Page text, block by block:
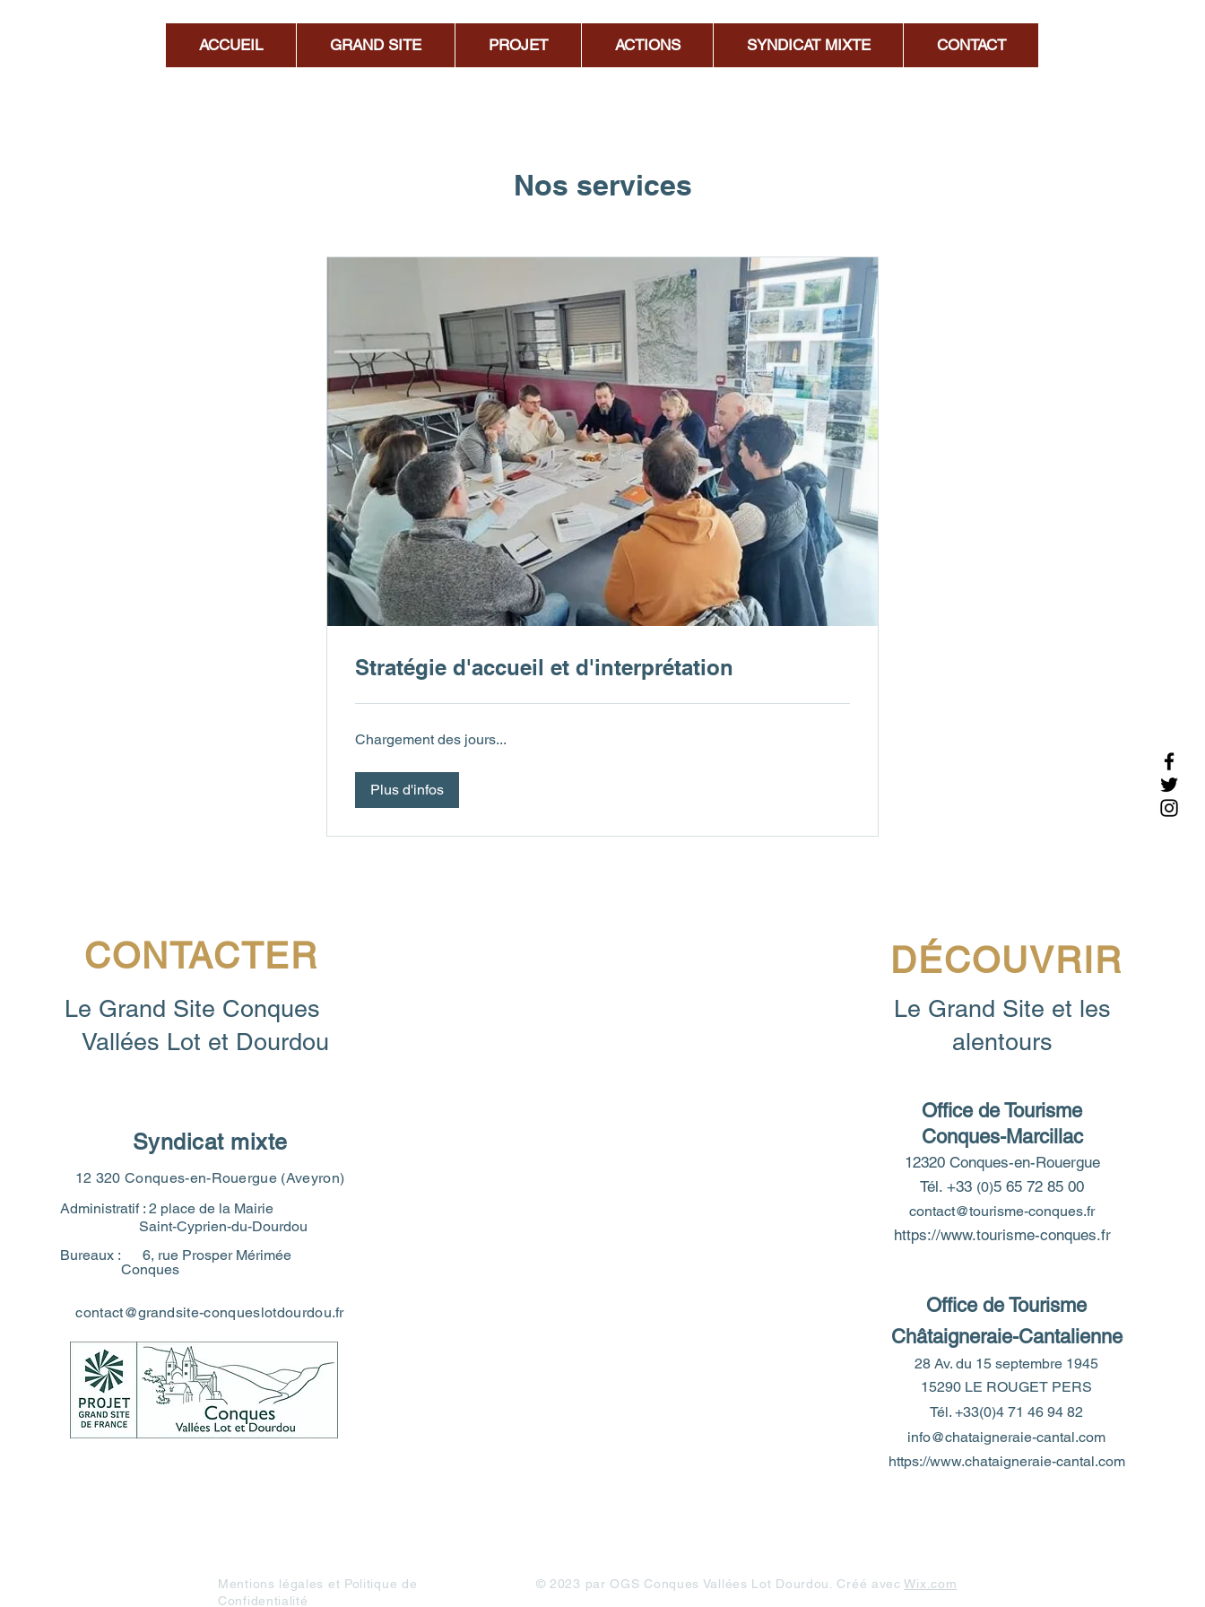
ACCUEIL GRAND SITE PROJET ACTIONS SYNDICAT MIXTE CONTACT
Nos services
Stratégie d'accueil et d'interprétation
Chargement des jours...
Plus d'infos
CONTACTER
Le Grand Site Conques
Vallées Lot et Dourdou
Syndicat mixte
12 320 Conques-en-Rouergue (Aveyron)
Administratif : 2 place de la Mairie
Saint-Cyprien-du-Dourdou
Bureaux : 6, rue Prosper Mérimée
Conques
contact@grandsite-conqueslotdourdou.fr
DÉCOUVRIR
Le Grand Site et les
alentours
Office de Tourisme
Conques-Marcillac
12320 Conques-en-Rouergue
Tél. +33 (0)5 65 72 85 00
contact@tourisme-conques.fr
https://www.tourisme-conques.fr
Office de Tourisme
Châtaigneraie-Cantalienne
28 Av. du 15 septembre 1945
15290 LE ROUGET PERS
Tél. +33(0)4 71 46 94 82
info@chataigneraie-cantal.com
https://www.chataigneraie-cantal.com
Mentions légales et Politique de
Confidentialité
© 2023 par OGS Conques Vallées Lot Dourdou. Créé avecWix.com